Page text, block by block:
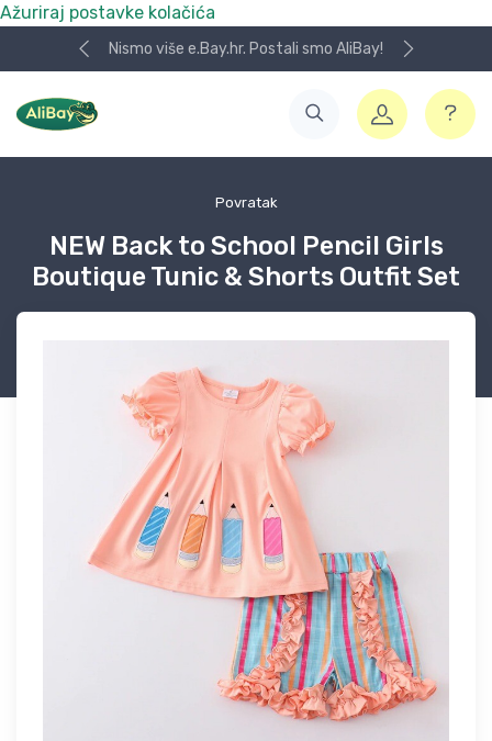
Ažuriraj postavke kolačića
Nismo više e.Bay.hr. Postali smo AliBay!
Povratak
NEW Back to School Pencil Girls
Boutique Tunic & Shorts Outfit Set